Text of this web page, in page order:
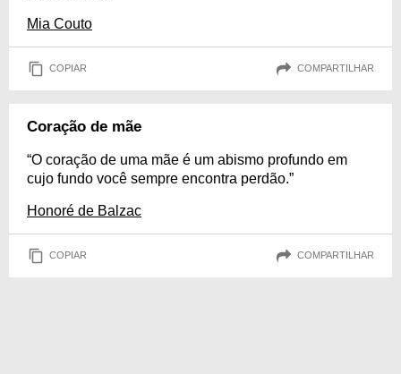
Mia Couto
COPIAR COMPARTILHAR
Coração de mãe
“O coração de uma mãe é um abismo profundo em
cujo fundo você sempre encontra perdão.”
Honoré de Balzac
COPIAR COMPARTILHAR